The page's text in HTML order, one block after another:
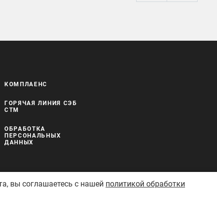
КОМПЛАЕНС
ГОРЯЧАЯ ЛИНИЯ СЭБ
СТМ
ОБРАБОТКА
ПЕРСОНАЛЬНЫХ
ДАННЫХ
вы соглашаетесь с нашей политикой обработки